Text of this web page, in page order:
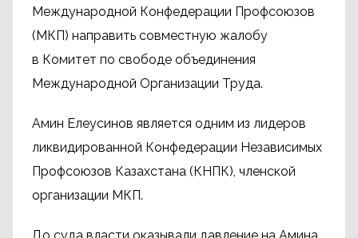
Международной Конфедерации Профсоюзов
(МКП) направить совместную жалобу
в Комитет по свободе объединения
Международной Организации Труда.
Амин Елеусинов является одним из лидеров
ликвидированной Конфедерации Независимых
Профсоюзов Казахстана (КНПК), членской
организации МКП.